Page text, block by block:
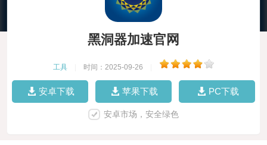
黑洞器加速官网
工具 时间：2025-09-26
安卓下载 苹果下载 PC下载
安卓市场，安全绿色